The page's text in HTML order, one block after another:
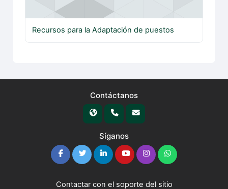
Recursos para la Adaptación de puestos
Contáctanos
Síganos
Contactar con el soporte del sitio